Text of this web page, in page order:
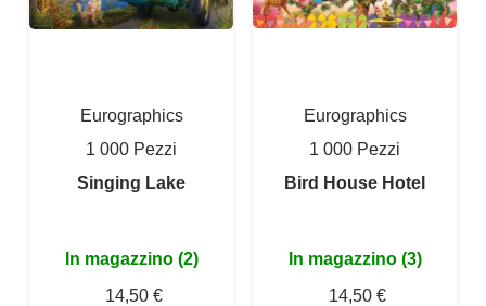
Eurographics
1 000 Pezzi
Singing Lake
In magazzino (2)
14,50 €
Eurographics
1 000 Pezzi
Bird House Hotel
In magazzino (3)
14,50 €